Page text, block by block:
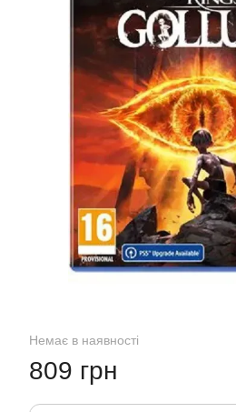
Немає в наявності
809 грн